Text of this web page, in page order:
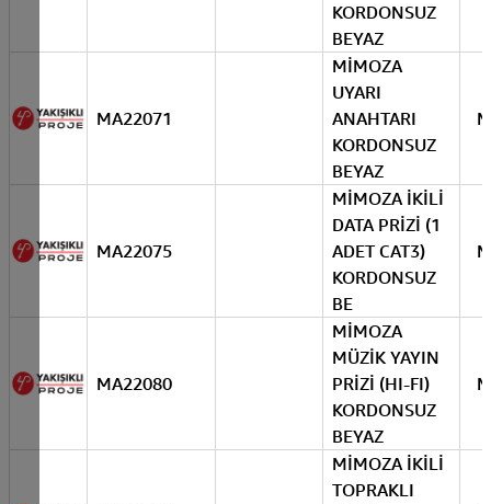
KORDONSUZ
BEYAZ
MA22071
MİMOZA
UYARI
ANAHTARI
KORDONSUZ
BEYAZ
MA22075
MİMOZA İKİLİ
DATA PRİZİ (1
ADET CAT3)
KORDONSUZ
BE
MA22080
MİMOZA
MÜZİK YAYIN
PRİZİ (HI-FI)
KORDONSUZ
BEYAZ
MİMOZA İKİLİ
TOPRAKLI